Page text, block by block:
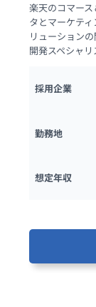
楽天のコマー
タとマーケテ
リューション
開発スペシャリ
採用企業
勤務地
想定年収